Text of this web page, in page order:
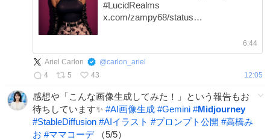
#LucidRealms
x.com/zampy68/status…
6:44
Ariel Carlon @carlon_ariel
4
5 43 12:05
感想や「こんな画像生成してみた！」という報告もお
待ちしています✨ #AI画像生成 #Gemini #Midjourney
#StableDiffusion #AIイラスト #プロンプト公開 #高橋み
お #ママコーデ（5/5）